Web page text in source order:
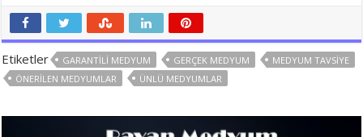
Etiketler GARANTILI MEDYUM GERÇEK MEDYUM
MEDYUM TAVSIYE
ÖNERILEN MEDYUMLAR
ÜNLÜ MEDYUMLAR